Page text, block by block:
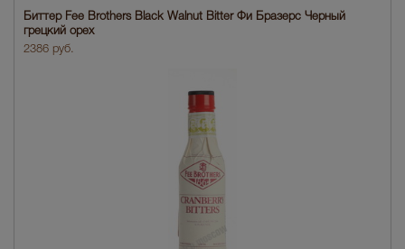
Биттер Fee Brothers Black Walnut Bitter Фи Бразерс Черный
грецкий орех
2386 руб.